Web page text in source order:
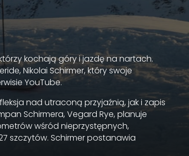
kochają góry i jazdę na nartach.
Nikolai Schirmer, który swoje
YouTube.
nad utraconą przyjaźnią, jak i zapis
Schirmera, Vegard Rye, planuje
wśród nieprzystępnych,
szczytów. Schirmer postanawia